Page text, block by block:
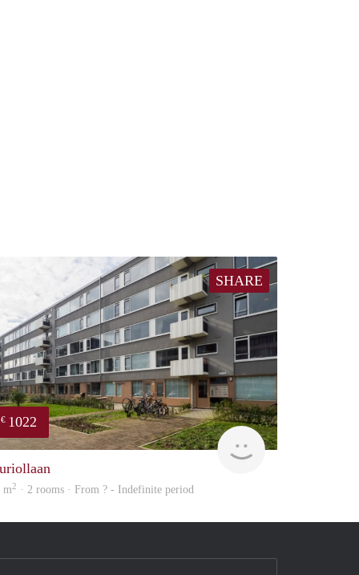
SHARE
€ 1022
Woning
m2 · 2 rooms · From ? - Indefinite period